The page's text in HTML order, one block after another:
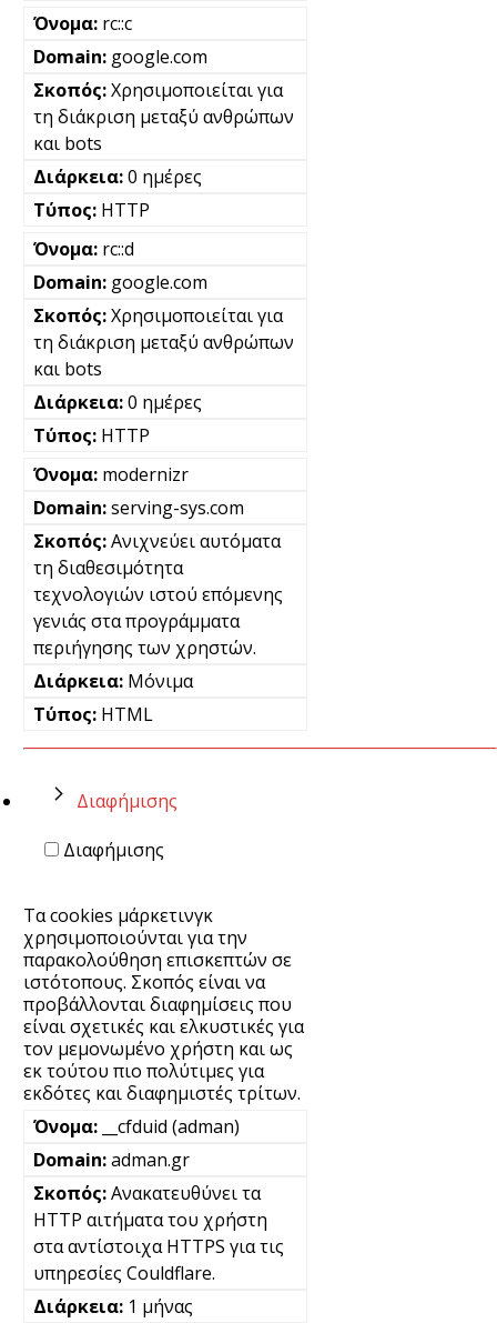
rc::c
google.com
Χρησιμοποιείται για
τη διάκριση μεταξύ ανθρώπων
και bots
0 ημέρες
HTTP
rc::d
google.com
Χρησιμοποιείται για
τη διάκριση μεταξύ ανθρώπων
και bots
0 ημέρες
HTTP
modernizr
serving-sys.com
Ανιχνεύει αυτόματα
τη διαθεσιμότητα
τεχνολογιών ιστού επόμενης
γενιάς στα προγράμματα
περιήγησης των χρηστών.
Μόνιμα
HTML
Διαφήμισης
Διαφήμισης
Τα cookies μάρκετινγκ
χρησιμοποιούνται για την
παρακολούθηση επισκεπτών σε
ιστότοπους. Σκοπός είναι να
προβάλλονται διαφημίσεις που
είναι σχετικές και ελκυστικές για
τον μεμονωμένο χρήστη και ως
εκ τούτου πιο πολύτιμες για
εκδότες και διαφημιστές τρίτων.
__cfduid (adman)
adman.gr
Ανακατευθύνει τα
HTTP αιτήματα του χρήστη
στα αντίστοιχα HTTPS για τις
υπηρεσίες Couldflare.
1 μήνας